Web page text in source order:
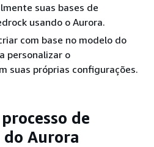
suas bases de
usando o Aurora.
com base no modelo do
personalizar o
suas próprias configurações.
de
Aurora